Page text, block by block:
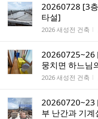
20260728 [3
타설]
게시판명
2026 새성전 건축
20260725~26
뭉치면 하느님
게시판명
2026 새성전 건축
20260720~23
부 난간과 기